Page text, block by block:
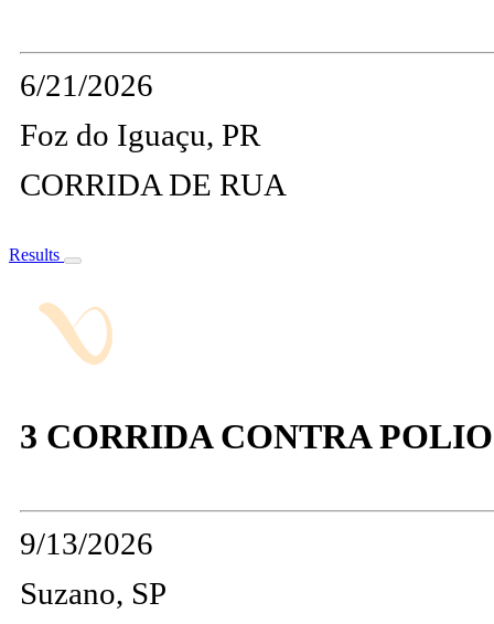
6/21/2026
Foz do Iguaçu, PR
CORRIDA DE RUA
Results
3 CORRIDA CONTRA POLIO
9/13/2026
Suzano, SP